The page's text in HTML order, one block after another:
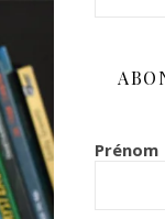
Prénom